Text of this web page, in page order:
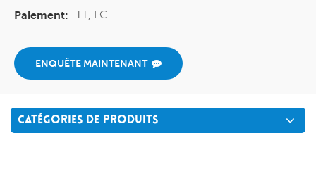
Paiement: TT, LC
ENQUÊTE MAINTENANT
CATÉGORIES DE PRODUITS